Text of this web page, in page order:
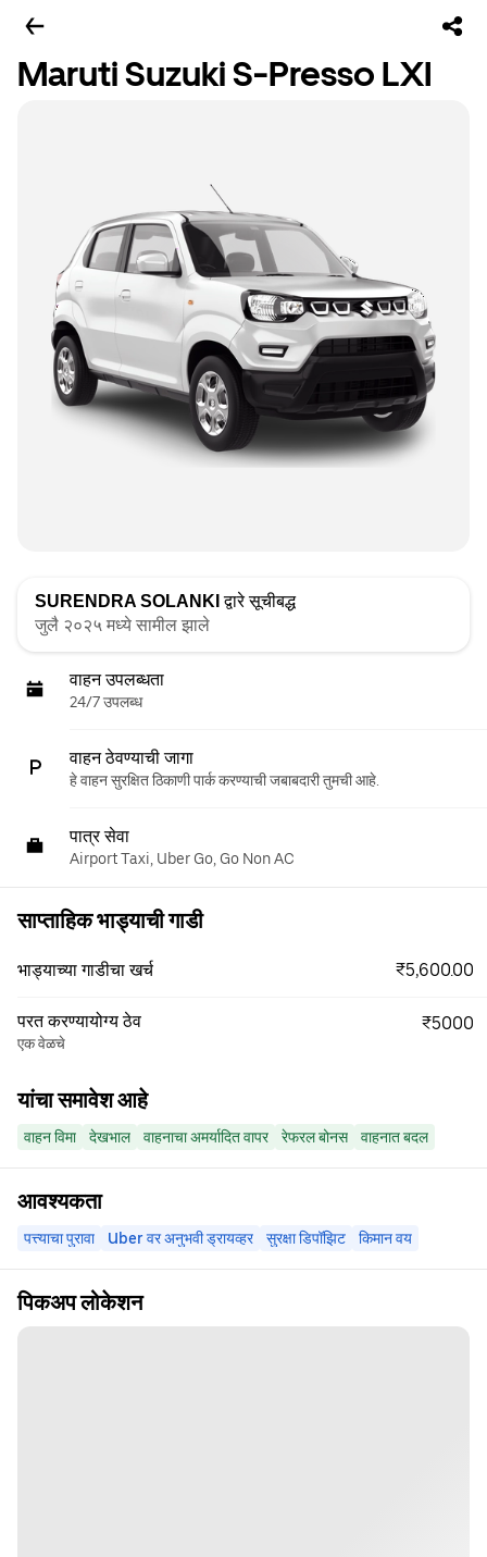
Maruti Suzuki S-Presso LXI
SURENDRA SOLANKI द्वारे सूचीबद्ध
जुलै २०२५ मध्ये सामील झाले
वाहन उपलब्धता
24/7 उपलब्ध
वाहन ठेवण्याची जागा
हे वाहन सुरक्षित ठिकाणी पार्क करण्याची जबाबदारी तुमची आहे.
पात्र सेवा
Airport Taxi, Uber Go, Go Non AC
साप्ताहिक भाड्याची गाडी
भाड्याच्या गाडीचा खर्च ₹5,600.00
परत करण्यायोग्य ठेव
एक वेळचे
₹5000
यांचा समावेश आहे
वाहन विमा देखभाल वाहनाचा अमर्यादित वापर रेफरल बोनस वाहनात बदल
आवश्यकता
पत्त्याचा पुरावा Uber वर अनुभवी ड्रायव्हर सुरक्षा डिपॉझिट किमान वय
पिकअप लोकेशन